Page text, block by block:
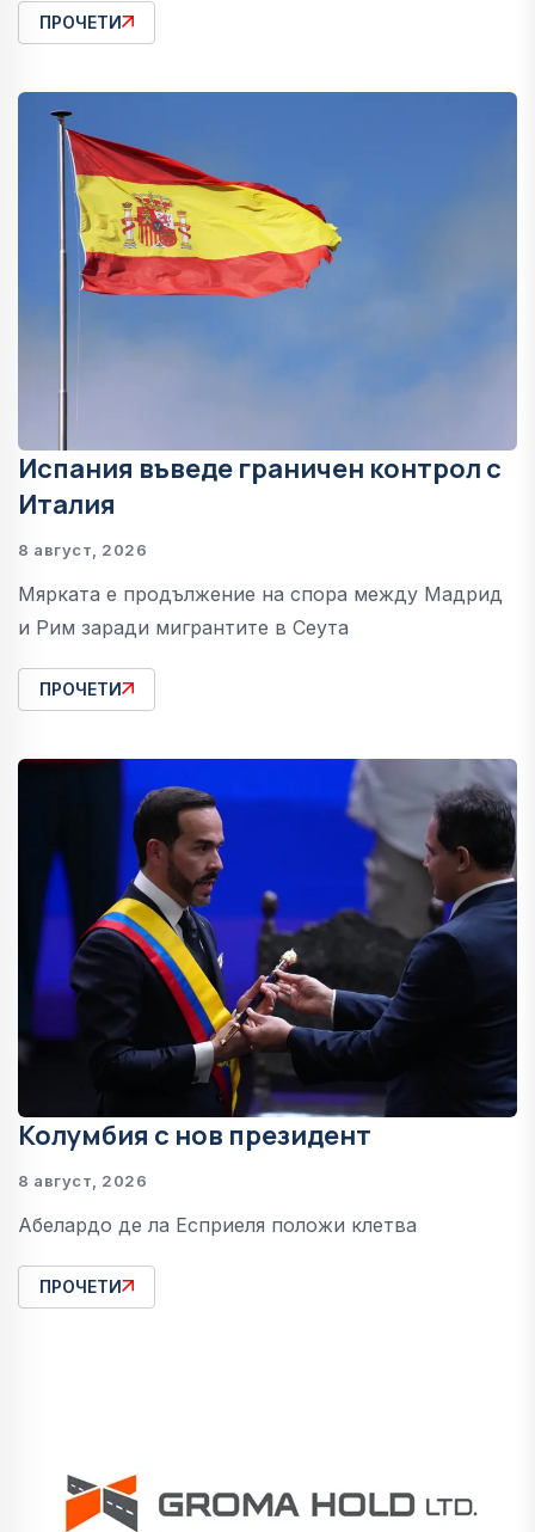
ПРОЧЕТИ
Испания въведе граничен контрол с
Италия
8 август, 2026
Мярката е продължение на спора между Мадрид
и Рим заради мигрантите в Сеута
ПРОЧЕТИ
Колумбия с нов президент
8 август, 2026
Абелардо де ла Есприеля положи клетва
ПРОЧЕТИ